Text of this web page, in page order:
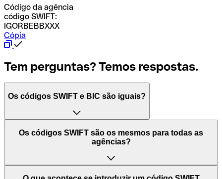
Código da agência
código SWIFT:
IGORBEBBXXX
Cópia
Tem perguntas? Temos respostas.
Os códigos SWIFT e BIC são iguais?
O acrónimo SWIFT significa "Society for Worldwide
Interbank Financial Telecommunication (Sociedade para
Mundiais)". Trata-se de uma rede mundial onde se
processam pagamentos entre países. Por outro lado, BIC
Os códigos SWIFT são os mesmos para todas as
agências?